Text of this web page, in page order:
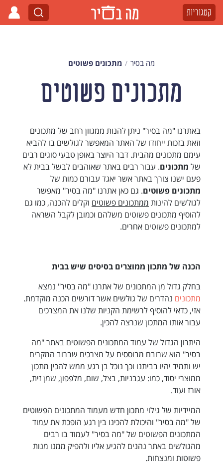
קטגוריות
מה בסיר מתכונים פשוטים
מתכונים פשוטים
באתרנו "מה בסיר" ניתן להנות ממגוון רחב של מתכונים
וזאת בזכות ייחודו של האתר המאפשר לגולשים בו להביא
עימם מתכונים מהבית. דבר היוצר באופן טבעי סוגים רבים
של מתכונים. עבור רבים באתר שאוהבים לבשל בבית לא
פעם ישנו צורך באתר אשר יאגד עבורם כמות של
מתכונים פשוטים. גם כאן אתרנו "מה בסיר" מאפשר
לגולשים להינות ממתכונים פשוטים וקלים להכנה, כמו גם
להוסיף מתכונים פשוטים משלהם וכמובן לקבל השראה
למתכונים פשוטים אחרים.
הכנה של מתכון ממוצרים בסיסים שיש בבית
בחלק גדול מן המתכונים של אתרנו "מה בסיר" נמצא
מתכונים נהדרים של גולשים אשר דורשים הכנה מוקדמת.
אזי, כדאי להוסיף לרשימת הקניות שלנו את המצרכים
עבור אותו המתכון שנרצה להכין.
היתרון הגדול של עמוד המתכונים הפשוטים באתר "מה
בסיר" הוא שרובם מבוססים על מצרכים שברוב המקרים
יש ותמיד יהיו בביתנו וכך נוכל בן רגע ממש להכין מתכון
ממוצרי יסוד, כמו: עגבניות, בצל, שום, מלפפון, שמן זית,
אורז ועוד.
המיידיות של גילוי מתכון חדש מעמוד המתכונים הפשוטים
של "מה בסיר" והיכולת להכינו בין רגע הופכת את עמוד
המתכונים הפשוטים של "מה בסיר" לעמוד בו רבים
מהגולשים באתר נהנים להגיע אליו ולהפיק ממנו מנות
פשוטות ומנצחות.